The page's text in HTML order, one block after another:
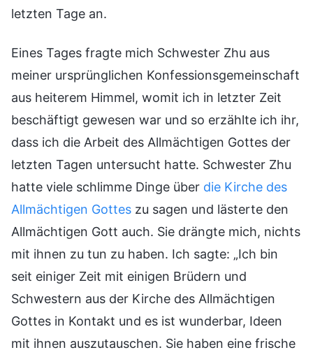
letzten Tage an.
Eines Tages fragte mich Schwester Zhu aus
meiner ursprünglichen Konfessionsgemeinschaft
aus heiterem Himmel, womit ich in letzter Zeit
beschäftigt gewesen war und so erzählte ich ihr,
dass ich die Arbeit des Allmächtigen Gottes der
letzten Tagen untersucht hatte. Schwester Zhu
hatte viele schlimme Dinge über die Kirche des
Allmächtigen Gottes zu sagen und lästerte den
Allmächtigen Gott auch. Sie drängte mich, nichts
mit ihnen zu tun zu haben. Ich sagte: „Ich bin
seit einiger Zeit mit einigen Brüdern und
Schwestern aus der Kirche des Allmächtigen
Gottes in Kontakt und es ist wunderbar, Ideen
mit ihnen auszutauschen. Sie haben eine frische